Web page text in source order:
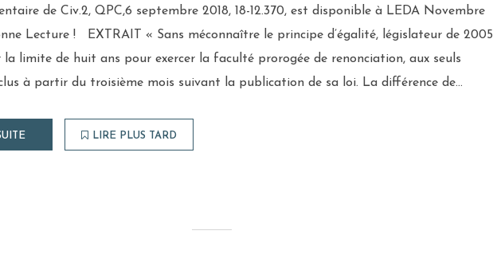
de Civ.2, QPC,6 septembre 2018, 18-12.370, est disponible à LEDA Novembre
Lecture ! EXTRAIT « Sans méconnaître le principe d’égalité, législateur de 2005
la limite de huit ans pour exercer la faculté prorogée de renonciation, aux seuls
à partir du troisième mois suivant la publication de sa loi. La différence de...
LIRE PLUS TARD